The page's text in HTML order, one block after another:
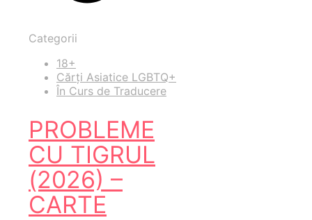
Categorii
18+
Cărți Asiatice LGBTQ+
În Curs de Traducere
PROBLEME
CU TIGRUL
(2026) –
CARTE